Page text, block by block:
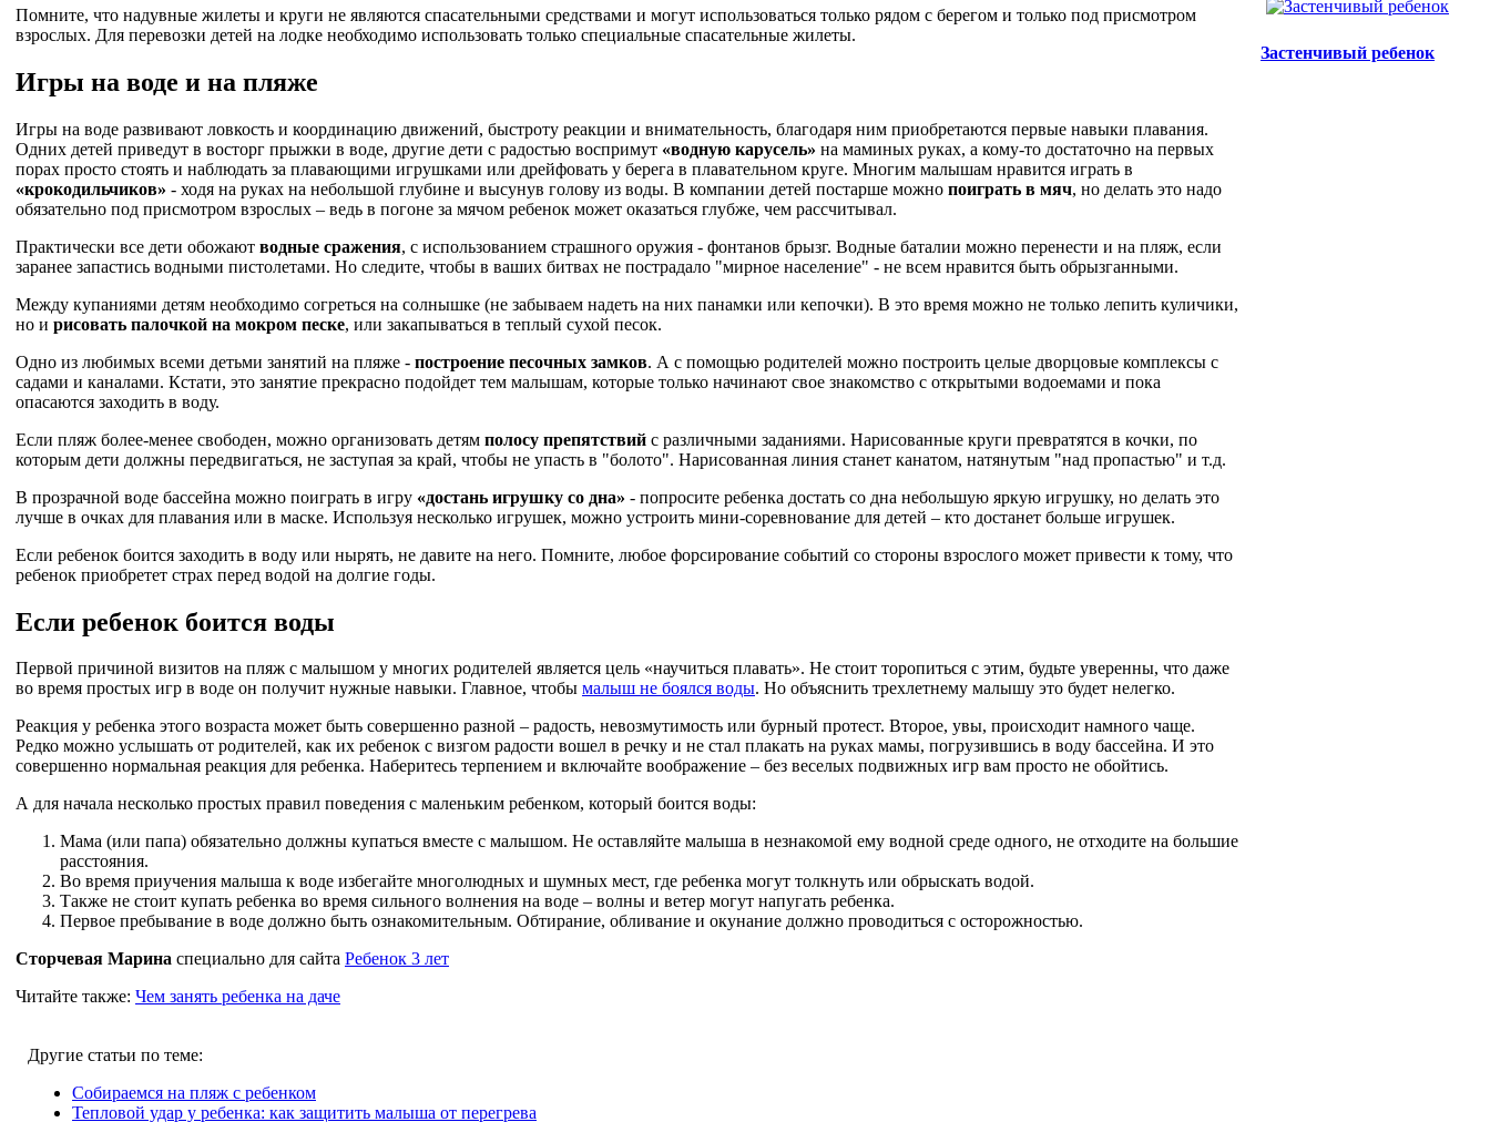
Помните, что надувные жилеты и круги не являются спасательными средствами и могут использоваться только рядом с берегом и только под присмотром
взрослых. Для перевозки детей на лодке необходимо использовать только специальные спасательные жилеты.
Игры на воде и на пляже
Игры на воде развивают ловкость и координацию движений, быстроту реакции и внимательность, благодаря ним приобретаются первые навыки плавания.
Одних детей приведут в восторг прыжки в воде, другие дети с радостью воспримут «водную карусель» на маминых руках, а кому-то достаточно на первых
порах просто стоять и наблюдать за плавающими игрушками или дрейфовать у берега в плавательном круге. Многим малышам нравится играть в
«крокодильчиков» - ходя на руках на небольшой глубине и высунув голову из воды. В компании детей постарше можно поиграть в мяч, но делать это надо
обязательно под присмотром взрослых – ведь в погоне за мячом ребенок может оказаться глубже, чем рассчитывал.
Практически все дети обожают водные сражения, с использованием страшного оружия - фонтанов брызг. Водные баталии можно перенести и на пляж, если
заранее запастись водными пистолетами. Но следите, чтобы в ваших битвах не пострадало "мирное население" - не всем нравится быть обрызганными.
Между купаниями детям необходимо согреться на солнышке (не забываем надеть на них панамки или кепочки). В это время можно не только лепить куличики,
но и рисовать палочкой на мокром песке, или закапываться в теплый сухой песок.
Одно из любимых всеми детьми занятий на пляже - построение песочных замков. А с помощью родителей можно построить целые дворцовые комплексы с
садами и каналами. Кстати, это занятие прекрасно подойдет тем малышам, которые только начинают свое знакомство с открытыми водоемами и пока
опасаются заходить в воду.
Если пляж более-менее свободен, можно организовать детям полосу препятствий с различными заданиями. Нарисованные круги превратятся в кочки, по
которым дети должны передвигаться, не заступая за край, чтобы не упасть в "болото". Нарисованная линия станет канатом, натянутым "над пропастью" и т.д.
В прозрачной воде бассейна можно поиграть в игру «достань игрушку со дна» - попросите ребенка достать со дна небольшую яркую игрушку, но делать это
лучше в очках для плавания или в маске. Используя несколько игрушек, можно устроить мини-соревнование для детей – кто достанет больше игрушек.
Если ребенок боится заходить в воду или нырять, не давите на него. Помните, любое форсирование событий со стороны взрослого может привести к тому, что
ребенок приобретет страх перед водой на долгие годы.
Если ребенок боится воды
Первой причиной визитов на пляж с малышом у многих родителей является цель «научиться плавать». Не стоит торопиться с этим, будьте уверенны, что даже
во время простых игр в воде он получит нужные навыки. Главное, чтобы малыш не боялся воды. Но объяснить трехлетнему малышу это будет нелегко.
Реакция у ребенка этого возраста может быть совершенно разной – радость, невозмутимость или бурный протест. Второе, увы, происходит намного чаще.
Редко можно услышать от родителей, как их ребенок с визгом радости вошел в речку и не стал плакать на руках мамы, погрузившись в воду бассейна. И это
совершенно нормальная реакция для ребенка. Наберитесь терпением и включайте воображение – без веселых подвижных игр вам просто не обойтись.
А для начала несколько простых правил поведения с маленьким ребенком, который боится воды:
Мама (или папа) обязательно должны купаться вместе с малышом. Не оставляйте малыша в незнакомой ему водной среде одного, не отходите на большие
расстояния.
Во время приучения малыша к воде избегайте многолюдных и шумных мест, где ребенка могут толкнуть или обрыскать водой.
Также не стоит купать ребенка во время сильного волнения на воде – волны и ветер могут напугать ребенка.
Первое пребывание в воде должно быть ознакомительным. Обтирание, обливание и окунание должно проводиться с осторожностью.
Сторчевая Марина специально для сайта Ребенок 3 лет
Читайте также: Чем занять ребенка на даче
Другие статьи по теме:
Собираемся на пляж с ребенком
Тепловой удар у ребенка: как защитить малыша от перегрева
Застенчивый ребенок